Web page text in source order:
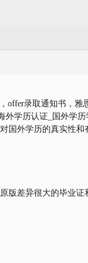
录取通知书，
学历认证_国外学
外学历的真实性
差异很大的毕业